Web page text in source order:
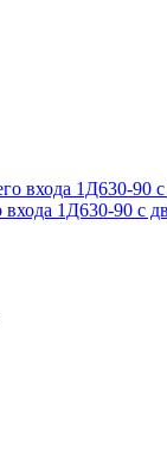
входа 1Д630-90 с